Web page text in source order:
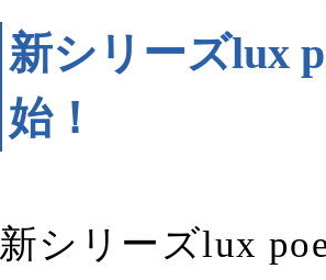
新シリーズlux
始！
新シリーズlux